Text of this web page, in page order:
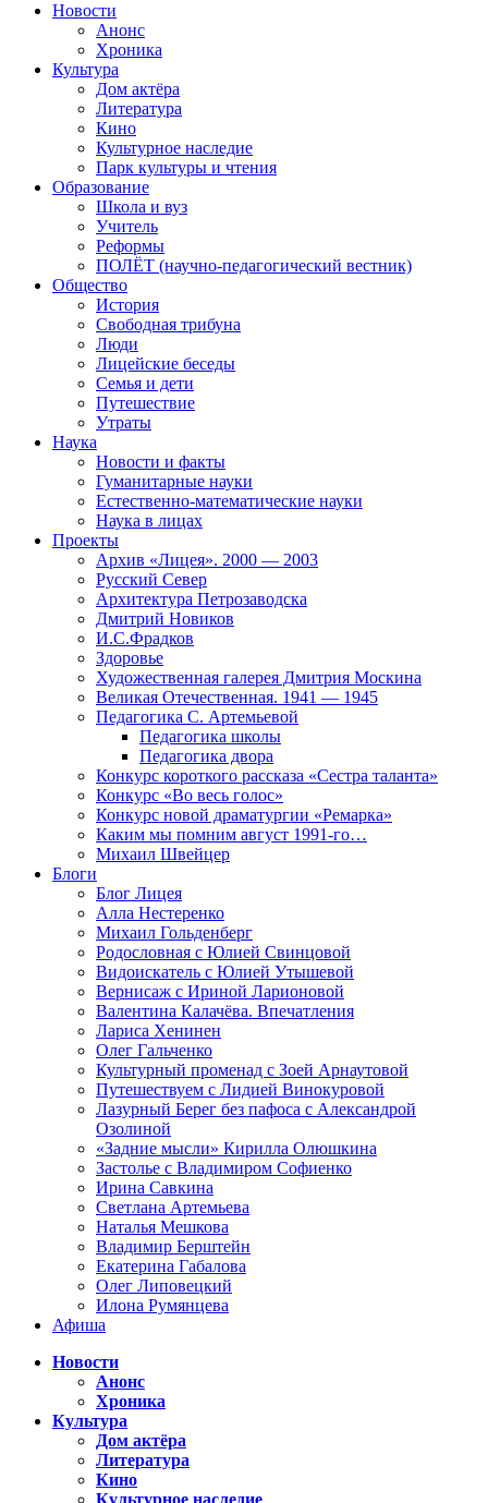
Новости
Анонс
Хроника
Культура
Дом актёра
Литература
Кино
Культурное наследие
Парк культуры и чтения
Образование
Школа и вуз
Учитель
Реформы
ПОЛЁТ (научно-педагогический вестник)
Общество
История
Свободная трибуна
Люди
Лицейские беседы
Семья и дети
Путешествие
Утраты
Наука
Новости и факты
Гуманитарные науки
Естественно-математические науки
Наука в лицах
Проекты
Архив «Лицея». 2000 — 2003
Русский Север
Архитектура Петрозаводска
Дмитрий Новиков
И.С.Фрадков
Здоровье
Художественная галерея Дмитрия Москина
Великая Отечественная. 1941 — 1945
Педагогика С. Артемьевой
Педагогика школы
Педагогика двора
Конкурс короткого рассказа «Сестра таланта»
Конкурс «Во весь голос»
Конкурс новой драматургии «Ремарка»
Каким мы помним август 1991-го…
Михаил Швейцер
Блоги
Блог Лицея
Алла Нестеренко
Михаил Гольденберг
Родословная с Юлией Свинцовой
Видоискатель с Юлией Утышевой
Вернисаж с Ириной Ларионовой
Валентина Калачёва. Впечатления
Лариса Хенинен
Олег Гальченко
Культурный променад с Зоей Арнаутовой
Путешествуем с Лидией Винокуровой
Лазурный Берег без пафоса с Александрой
Озолиной
«Задние мысли» Кирилла Олюшкина
Застолье с Владимиром Софиенко
Ирина Савкина
Светлана Артемьева
Наталья Мешкова
Владимир Берштейн
Екатерина Габалова
Олег Липовецкий
Илона Румянцева
Афиша
Новости
Анонс
Хроника
Культура
Дом актёра
Литература
Кино